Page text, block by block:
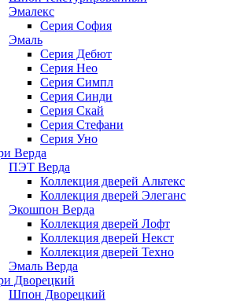
Эмалекс
Серия София
Эмаль
Серия Дебют
Серия Нео
Серия Симпл
Серия Синди
Серия Скай
Серия Стефани
Серия Уно
Верда
ПЭТ Верда
Коллекция дверей Альтекс
Коллекция дверей Элеганс
Экошпон Верда
Коллекция дверей Лофт
Коллекция дверей Некст
Коллекция дверей Техно
Эмаль Верда
Дворецкий
Шпон Дворецкий